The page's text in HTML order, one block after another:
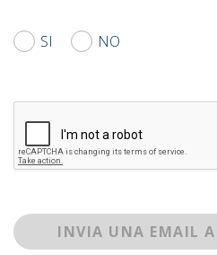
SI NO
INVIA UNA EMAIL